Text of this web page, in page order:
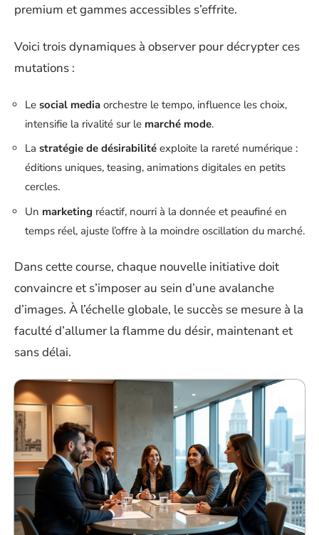
premium et gammes accessibles s’effrite.
Voici trois dynamiques à observer pour décrypter ces
mutations :
Le social media orchestre le tempo, influence les choix,
intensifie la rivalité sur le marché mode.
La stratégie de désirabilité exploite la rareté numérique :
éditions uniques, teasing, animations digitales en petits
cercles.
Un marketing réactif, nourri à la donnée et peaufiné en
temps réel, ajuste l’offre à la moindre oscillation du marché.
Dans cette course, chaque nouvelle initiative doit
convaincre et s’imposer au sein d’une avalanche
d’images. À l’échelle globale, le succès se mesure à la
faculté d’allumer la flamme du désir, maintenant et
sans délai.